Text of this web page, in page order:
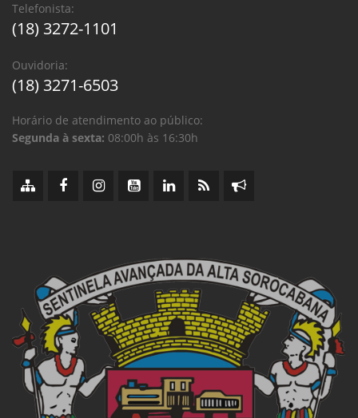
Telefonista:
(18) 3272-1101
Ouvidoria:
(18) 3271-6503
Horário de atendimento ao público:
Segunda à sexta: 08:00h às 16:30h